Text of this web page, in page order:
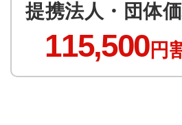
提携法人・団体
115,500円